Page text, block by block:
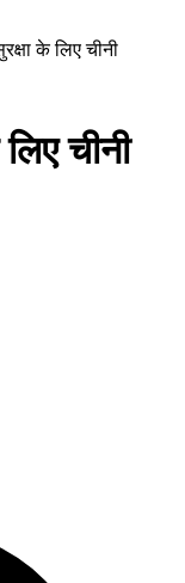
के लिए चीनी
चीनी